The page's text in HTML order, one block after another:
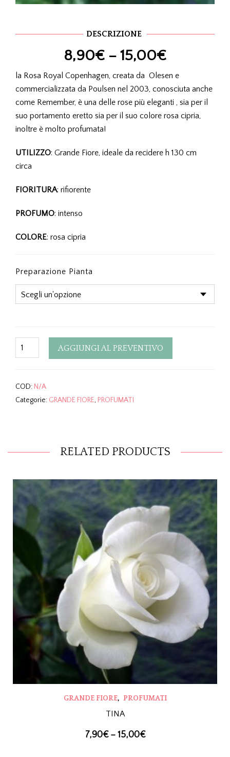
DESCRIZIONE
8,90€ – 15,00€
la Rosa Royal Copenhagen, creata da Olesen e
commercializzata da Poulsen nel 2003, conosciuta anche
come Remember, è una delle rose più eleganti , sia per il
suo portamento eretto sia per il suo colore rosa cipria,
inoltre è molto profumata!
UTILIZZO: Grande Fiore, ideale da recidere h 130 cm
circa
FIORITURA: rifiorente
PROFUMO: intenso
COLORE: rosa cipria
Preparazione Pianta
Quantity AGGIUNGI AL PREVENTIVO
COD: N/A
Categorie: GRANDE FIORE, PROFUMATI
RELATED PRODUCTS
GRANDE FIORE, PROFUMATI
TINA
7,90€– 15,00€